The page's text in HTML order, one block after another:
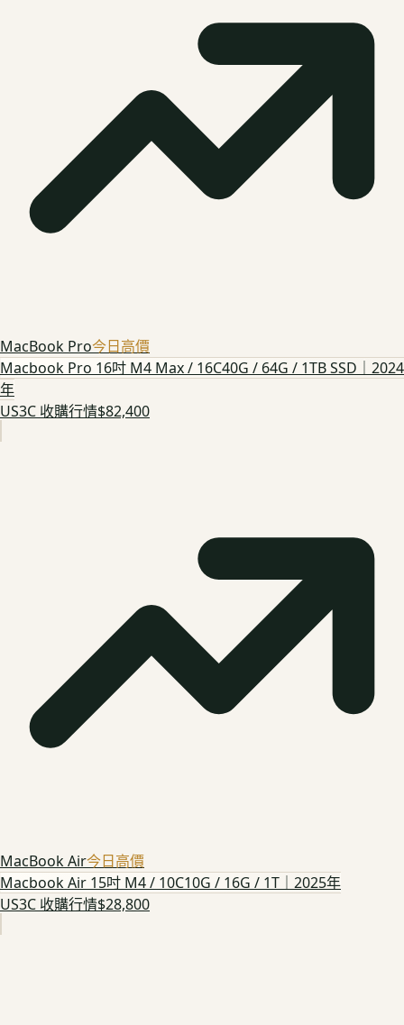
MacBook Pro今日高價
Macbook Pro 16吋 M4 Max / 16C40G / 64G / 1TB SSD｜2024
年
US3C 收購行情$82,400
MacBook Air今日高價
Macbook Air 15吋 M4 / 10C10G / 16G / 1T｜2025年
US3C 收購行情$28,800